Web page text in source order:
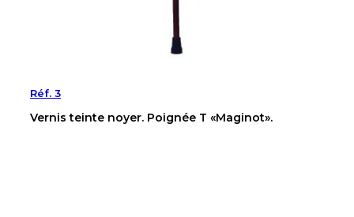
Réf. 3
Vernis teinte noyer. Poignée T «Maginot».